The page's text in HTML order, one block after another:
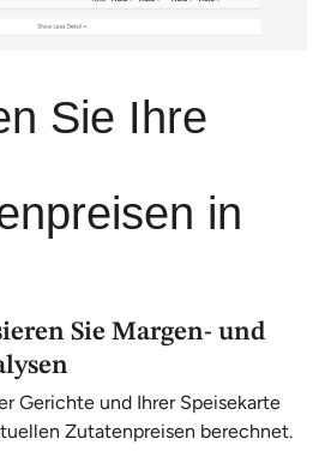
Sie Ihre
in
Sie Margen- und
Gerichte und Ihrer Speisekarte
Zutatenpreisen berechnet.